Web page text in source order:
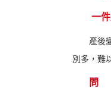
一件
產後變
別多，難
問